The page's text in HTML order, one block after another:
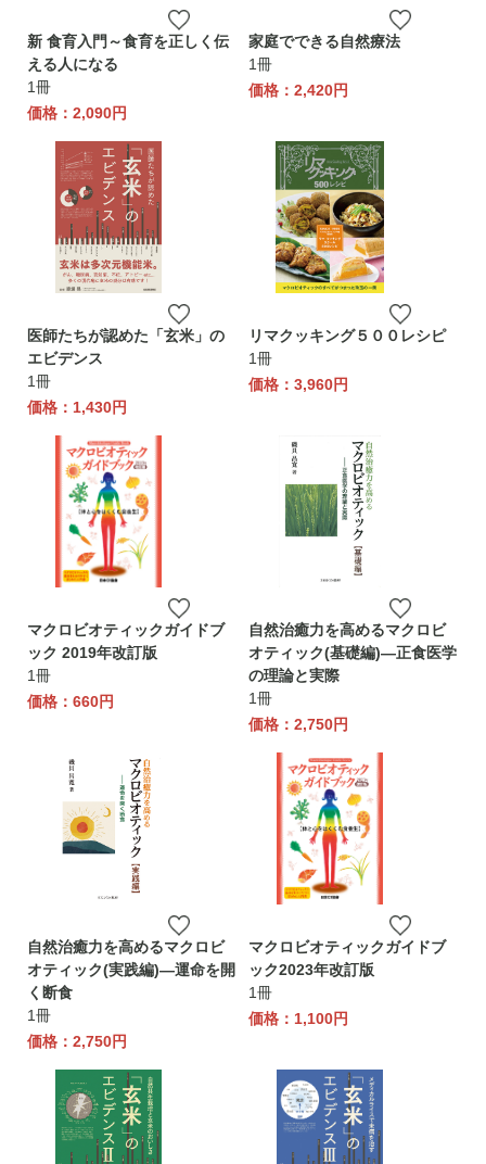
新 食育入門～食育を正しく伝
える人になる
1冊
価格：2,090円
家庭でできる自然療法
1冊
価格：2,420円
医師たちが認めた「玄米」の
エビデンス
1冊
価格：1,430円
リマクッキング５００レシピ
1冊
価格：3,960円
マクロビオティックガイドブ
ック 2019年改訂版
1冊
価格：660円
自然治癒力を高めるマクロビ
オティック(基礎編)―正食医学
の理論と実際
1冊
価格：2,750円
自然治癒力を高めるマクロビ
オティック(実践編)―運命を開
く断食
1冊
価格：2,750円
マクロビオティックガイドブ
ック2023年改訂版
1冊
価格：1,100円